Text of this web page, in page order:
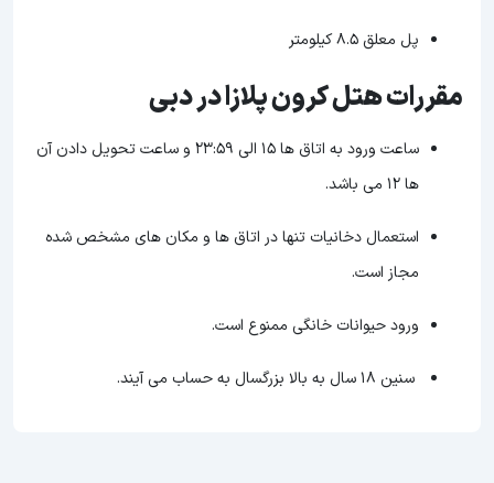
پل معلق 8.5 کیلومتر
مقررات هتل کرون پلازا در دبی
ساعت ورود به اتاق ها 15 الی 23:59 و ساعت تحویل دادن آن
ها 12 می باشد.
استعمال دخانیات تنها در اتاق ها و مکان های مشخص شده
مجاز است.
ورود حیوانات خانگی ممنوع است.
سنین 18 سال به بالا بزرگسال به حساب می آیند.